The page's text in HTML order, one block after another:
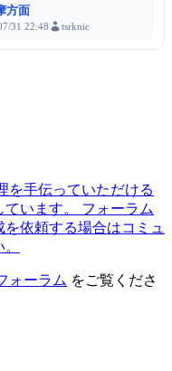
方面
31 22:48 tsrknic
を手伝っていただける
います。
フォーラム
依頼する場合はコミュ
ォーラム をご覧くださ